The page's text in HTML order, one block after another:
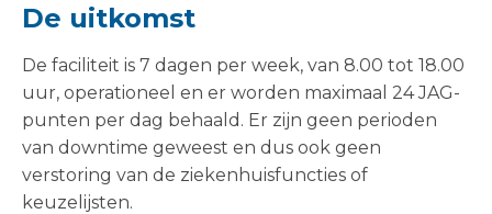
De uitkomst
De faciliteit is 7 dagen per week, van 8.00 tot 18.00
uur, operationeel en er worden maximaal 24 JAG-
punten per dag behaald. Er zijn geen perioden
van downtime geweest en dus ook geen
verstoring van de ziekenhuisfuncties of
keuzelijsten.